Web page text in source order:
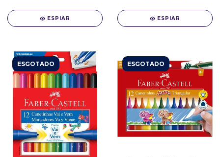
ESPIAR ESPIAR
ESGOTADO ESGOTADO